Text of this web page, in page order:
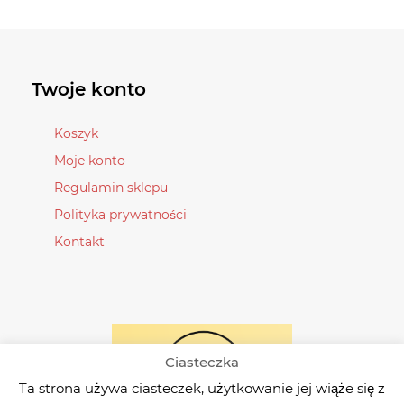
wybrać
Twoje konto
Koszyk
Moje konto
Regulamin sklepu
Polityka prywatności
Kontakt
Ciasteczka
Ta strona używa ciasteczek, użytkowanie jej wiąże się z